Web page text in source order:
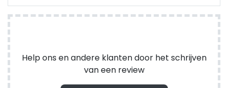
Help ons en andere klanten door het schrijven
van een review